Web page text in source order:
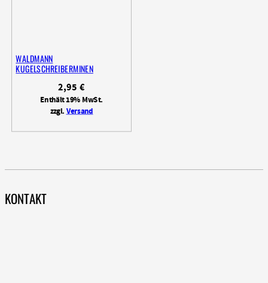
WALDMANN
KUGELSCHREIBERMINEN
2,95 €
Enthält 19% MwSt.
zzgl.Versand
KONTAKT